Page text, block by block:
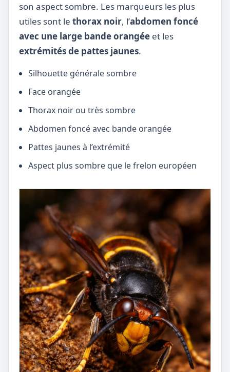
son aspect sombre. Les marqueurs les plus
utiles sont le thorax noir, l’abdomen foncé
avec une large bande orangée et les
extrémités de pattes jaunes.
Silhouette générale sombre
Face orangée
Thorax noir ou très sombre
Abdomen foncé avec bande orangée
Pattes jaunes à l’extrémité
Aspect plus sombre que le frelon européen